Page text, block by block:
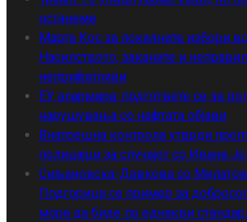
останеме
Марта Кос за локалните избори
Насилството, заканите и
неприфатливи
ЕУ алармира: подгответе се за
нарушувања со нафтата објави
Внатрешна контрола утврди
полицајци за случајот со Ивана
Сиљановска-Давкова со
Подгорица се пример за
мора да биде по еднакви